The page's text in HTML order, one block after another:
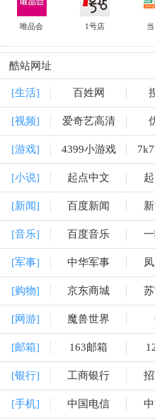
唯品会 1号店
酷站网址
[生活] 百姓网
[视频] 爱奇艺高清
[游戏] 4399小游戏
[小说] 起点中文
[新闻] 百度新闻
[音乐] 百度音乐
[军事] 中华军事
[购物] 京东商城
[网游] 魔兽世界
[邮箱] 163邮箱
[银行] 工商银行
[手机] 中国电信